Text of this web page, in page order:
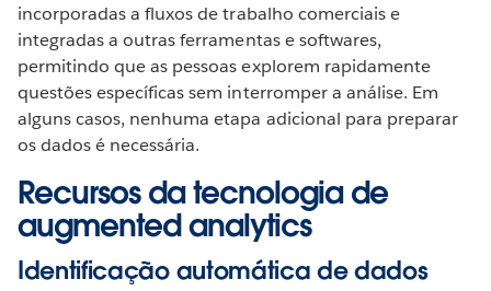
incorporadas a fluxos de trabalho comerciais e
integradas a outras ferramentas e softwares,
permitindo que as pessoas explorem rapidamente
questões específicas sem interromper a análise. Em
alguns casos, nenhuma etapa adicional para preparar
os dados é necessária.
Recursos da tecnologia de
augmented analytics
Identificação automática de dados